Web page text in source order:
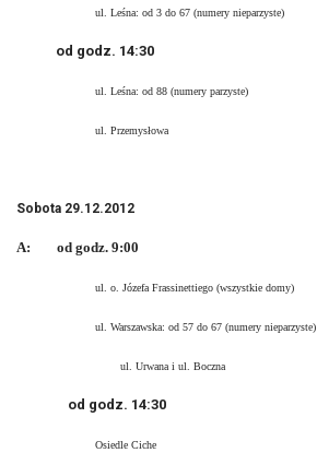
ul. Leśna: od 3 do 67 (numery nieparzyste)
od godz. 14:30
ul. Leśna: od 88 (numery parzyste)
ul. Przemysłowa
Sobota 29.12.2012
A: od godz. 9:00
ul. o. Józefa Frassinettiego (wszystkie domy)
ul. Warszawska: od 57 do 67 (numery nieparzyste)
ul. Urwana i ul. Boczna
od godz. 14:30
Osiedle Ciche